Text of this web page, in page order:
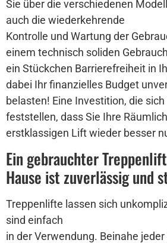
Sie über die verschiedenen
auch die wiederkehrende
Kontrolle und Wartung der
einem technisch soliden
ein Stückchen Barrierefreiheit in
dabei Ihr finanzielles Budget
belasten! Eine Investition, die
feststellen, dass Sie Ihre
erstklassigen Lift wieder besser
Ein gebrauchter
Hause ist zuverlässig und
Treppenlifte lassen sich
sind einfach
in der Verwendung. Beinahe